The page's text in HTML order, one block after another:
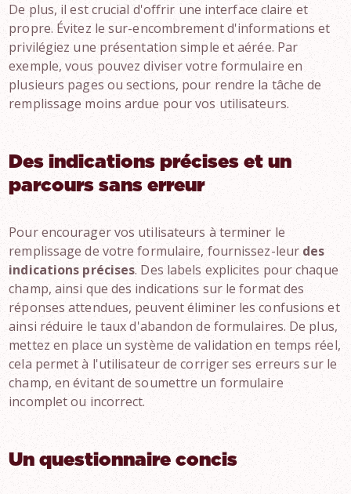
De plus, il est crucial d'offrir une interface claire et
propre. Évitez le sur-encombrement d'informations et
privilégiez une présentation simple et aérée. Par
exemple, vous pouvez diviser votre formulaire en
plusieurs pages ou sections, pour rendre la tâche de
remplissage moins ardue pour vos utilisateurs.
Des indications précises et un
parcours sans erreur
Pour encourager vos utilisateurs à terminer le
remplissage de votre formulaire, fournissez-leur des
indications précises. Des labels explicites pour chaque
champ, ainsi que des indications sur le format des
réponses attendues, peuvent éliminer les confusions et
ainsi réduire le taux d'abandon de formulaires. De plus,
mettez en place un système de validation en temps réel,
cela permet à l'utilisateur de corriger ses erreurs sur le
champ, en évitant de soumettre un formulaire
incomplet ou incorrect.
Un questionnaire concis